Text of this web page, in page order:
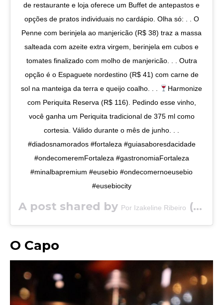
de restaurante e loja oferece um Buffet de antepastos e
opções de pratos individuais no cardápio. Olha só: . . O
Penne com berinjela ao manjericão (R$ 38) traz a massa
salteada com azeite extra virgem, berinjela em cubos e
tomates finalizado com molho de manjericão. . . Outra
opção é o Espaguete nordestino (R$ 41) com carne de
sol na manteiga da terra e queijo coalho. . .
Harmonize
com Periquita Reserva (R$ 116). Pedindo esse vinho,
você ganha um Periquita tradicional de 375 ml como
cortesia. Válido durante o mês de junho. . .
#diadosnamorados #fortaleza #guiasaboresdacidade
#ondecomeremFortaleza #gastronomiaFortaleza
#minalbapremium #eusebio #ondecomernoeusebio
#eusebiocity
A post shared by Por Izakeline Ribeiro (@saboresdacidade) on
O Capo